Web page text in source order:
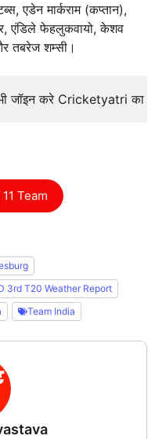
एडेन मार्कराम (कप्तान),
एंडिले फेहलुकवायो, केशव
तबरेज शम्सी।
जॉइन करे Cricketyatri
Team
3rd T20 Weather Report
Team India